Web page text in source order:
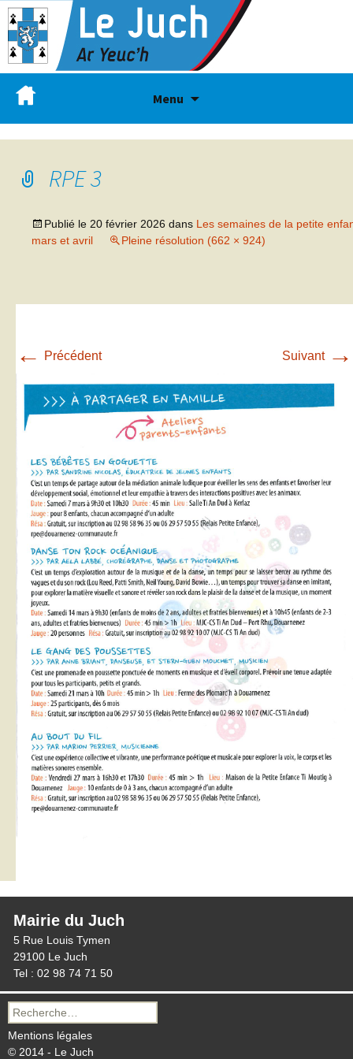
Menu
RPE 3
Publié le 20 février 2026 dans Les semaines de la petite
mars et avril
Pleine résolution (662 × 924)
← Précédent Suivant →
Mairie du Juch
5 Rue Louis Tymen
29100 Le Juch
Tel : 02 98 74 71 50
Recherche
pour :
Mentions légales
© 2014 - Le Juch